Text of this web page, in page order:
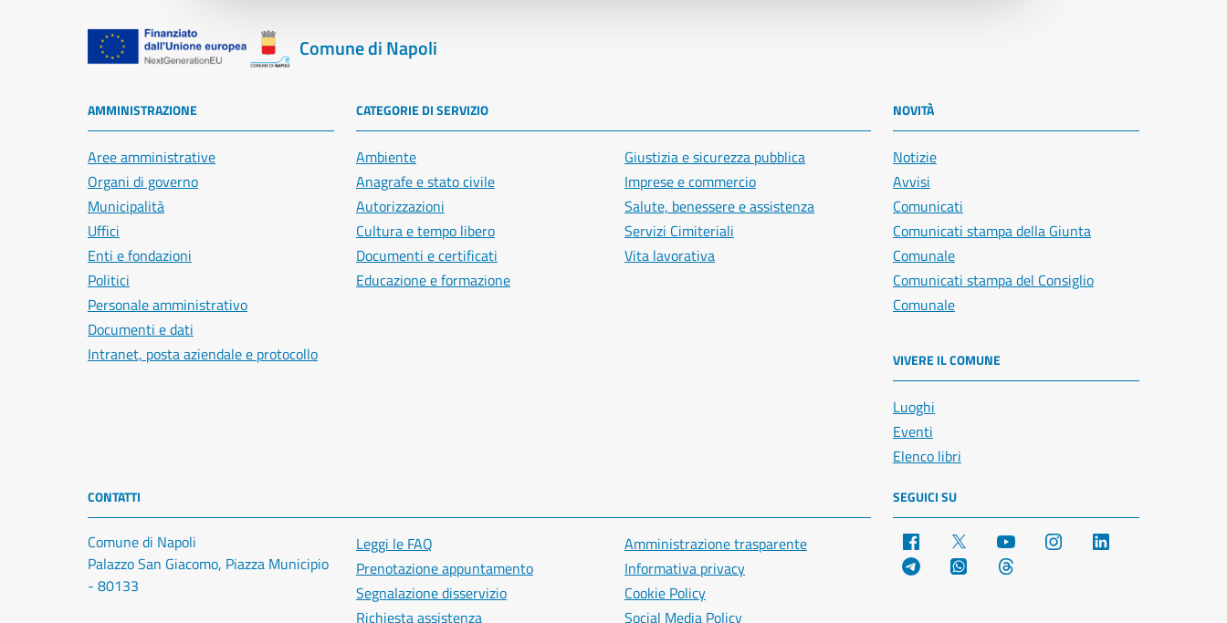
Comune di Napoli
AMMINISTRAZIONE
Aree amministrative
Organi di governo
Municipalità
Uffici
Enti e fondazioni
Politici
Personale amministrativo
Documenti e dati
Intranet, posta aziendale e protocollo
CATEGORIE DI SERVIZIO
Ambiente
Anagrafe e stato civile
Autorizzazioni
Cultura e tempo libero
Documenti e certificati
Educazione e formazione
Giustizia e sicurezza pubblica
Imprese e commercio
Salute, benessere e assistenza
Servizi Cimiteriali
Vita lavorativa
NOVITÀ
Notizie
Avvisi
Comunicati
Comunicati stampa della Giunta
Comunale
Comunicati stampa del Consiglio
Comunale
VIVERE IL COMUNE
Luoghi
Eventi
Elenco libri
CONTATTI
Comune di Napoli
Palazzo San Giacomo, Piazza Municipio
- 80133
Leggi le FAQ
Prenotazione appuntamento
Segnalazione disservizio
Richiesta assistenza
Amministrazione trasparente
Informativa privacy
Cookie Policy
Social Media Policy
SEGUICI SU
Facebook YouTube Instagram
Telegram WhatsApp